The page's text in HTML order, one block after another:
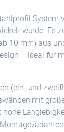
System
wurde. Es
10 mm) aus
– ideal für
(ein- und
mit